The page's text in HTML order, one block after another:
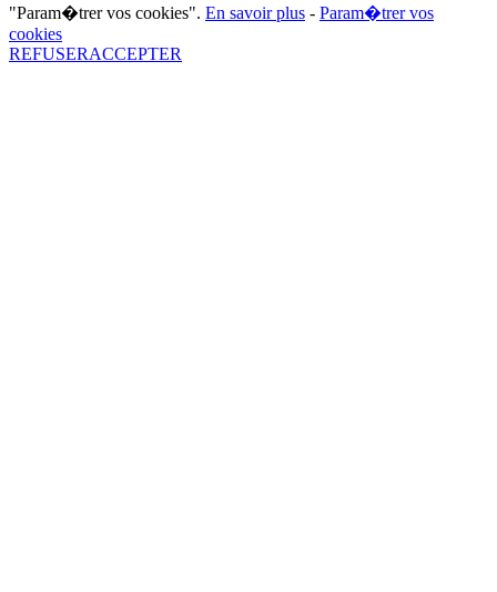
"Param�trer vos cookies". En savoir plus - Param�trer vos
cookies
REFUSERACCEPTER